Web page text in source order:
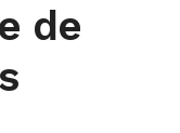
de